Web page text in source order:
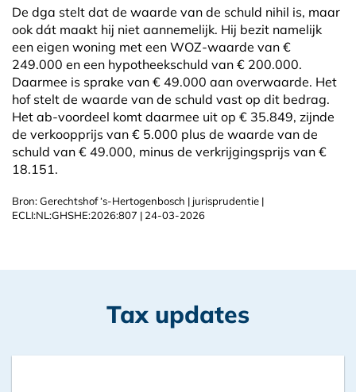
De dga stelt dat de waarde van de schuld nihil is, maar
ook dát maakt hij niet aannemelijk. Hij bezit namelijk
een eigen woning met een WOZ-waarde van €
249.000 en een hypotheekschuld van € 200.000.
Daarmee is sprake van € 49.000 aan overwaarde. Het
hof stelt de waarde van de schuld vast op dit bedrag.
Het ab-voordeel komt daarmee uit op € 35.849, zijnde
de verkoopprijs van € 5.000 plus de waarde van de
schuld van € 49.000, minus de verkrijgingsprijs van €
18.151.
Bron: Gerechtshof ‘s-Hertogenbosch | jurisprudentie |
ECLI:NL:GHSHE:2026:807 | 24-03-2026
Tax updates